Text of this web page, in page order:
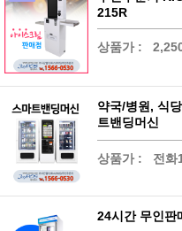
215R
상품가 :
약국/병원, 식
트밴딩머신
상품가 : 전화
24시간 무인판